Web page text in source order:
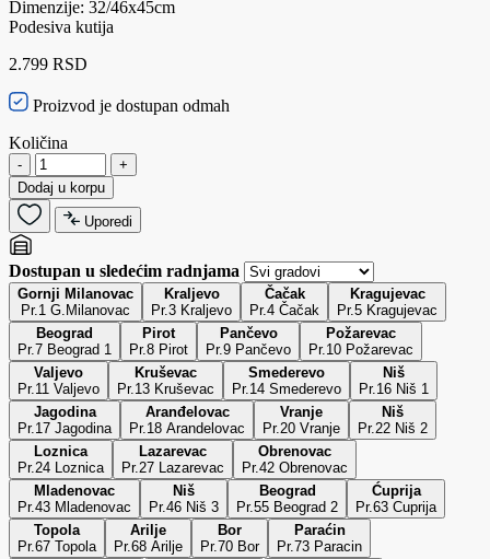
Dimenzije: 32/46x45cm
Podesiva kutija
2.799 RSD
Proizvod je dostupan odmah
Količina
-
+
Dodaj u korpu
Uporedi
Dostupan u sledećim radnjama
Gornji Milanovac
Pr.1 G.Milanovac
Kraljevo
Pr.3 Kraljevo
Čačak
Pr.4 Čačak
Kragujevac
Pr.5 Kragujevac
Beograd
Pr.7 Beograd 1
Pirot
Pr.8 Pirot
Pančevo
Pr.9 Pančevo
Požarevac
Pr.10 Požarevac
Valjevo
Pr.11 Valjevo
Kruševac
Pr.13 Kruševac
Smederevo
Pr.14 Smederevo
Niš
Pr.16 Niš 1
Jagodina
Pr.17 Jagodina
Aranđelovac
Pr.18 Arandelovac
Vranje
Pr.20 Vranje
Niš
Pr.22 Niš 2
Loznica
Pr.24 Loznica
Lazarevac
Pr.27 Lazarevac
Obrenovac
Pr.42 Obrenovac
Mladenovac
Pr.43 Mladenovac
Niš
Pr.46 Niš 3
Beograd
Pr.55 Beograd 2
Ćuprija
Pr.63 Cuprija
Topola
Pr.67 Topola
Arilje
Pr.68 Arilje
Bor
Pr.70 Bor
Paraćin
Pr.73 Paracin